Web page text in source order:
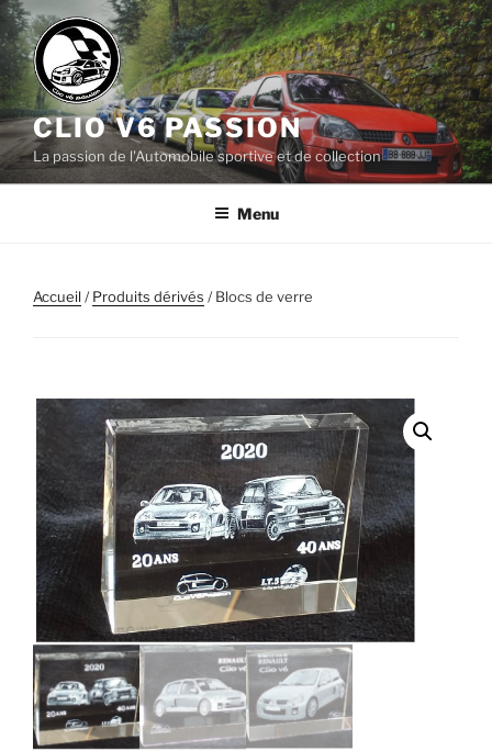
Aller
au
contenu
principal
CLIO V6 PASSION
La passion de l'Automobile sportive et de collection
Menu
Accueil/Produits dérivés / Blocs de verre